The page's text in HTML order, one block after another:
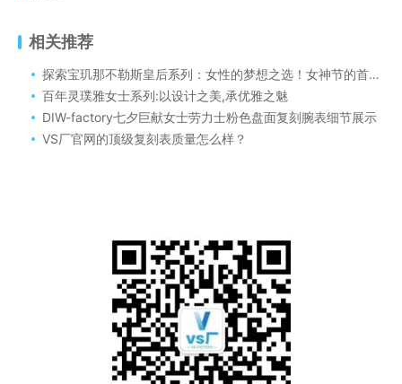
相关推荐
探索宝玑那不勒斯皇后系列：女性的梦想之选！女神节的首先，
百年灵璞雅女士系列:以设计之美,承优雅之魅
DIW-factory七夕巨献女士劳力士粉色盘面复刻腕表细节展示
VS厂官网的顶级复刻表质量怎么样？